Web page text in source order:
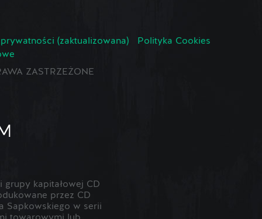
(zaktualizowana)
Polityka Cookies
ZASTRZEŻONE
kapitałowej CD
przez CD
Sapkowskiego w serii